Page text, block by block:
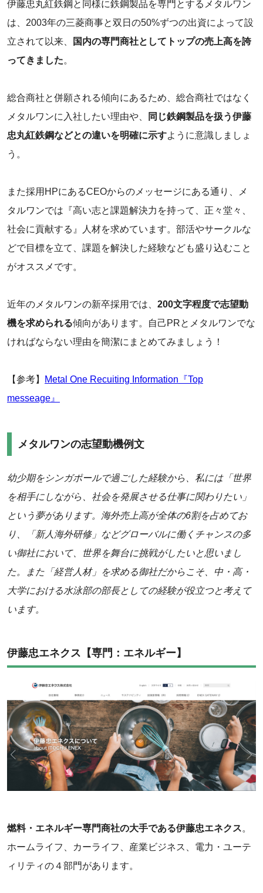
‌伊藤忠丸紅鉄鋼と同様に鉄鋼製品を専門とするメタルワン
は、2003年の三菱商事と双日の50%ずつの出資によって設
立されて以来、
国内の専門商社としてトップの売上高を誇
ってきました。
総合商社と併願される傾向にあるため、総合商社ではなく
メタルワンに入社したい理由や、
同じ鉄鋼製品を扱う伊藤
忠丸紅鉄鋼などとの違いを明確に示すように意識しましょ
う。
また採用HPにあるCEOからのメッセージにある通り、メ
タルワンでは『高い志と課題解決力を持って、正々堂々、
社会に貢献する』人材を求めています。部活やサークルな
どで目標を立て、課題を解決した経験なども盛り込むこと
がオススメです。
近年のメタルワンの新卒採用では、 200文字程度で志望動
機を求められる傾向があります。自己PRとメタルワンでな
ければならない理由を簡潔にまとめてみましょう！
【参考】
Metal One Recuiting Information『Top
messeage』
メタルワンの志望動機例文
幼少期をシンガポールで過ごした経験から、私には「世界
を相手にしながら、社会を発展させる仕事に関わりたい」
という夢があります。海外売上高が全体の6割を占めてお
り、「新人海外研修」などグローバルに働くチャンスの多
い御社において、世界を舞台に挑戦がしたいと思いまし
た。また「経営人材」を求める御社だからこそ、中・高・
大学における水泳部の部長としての経験が役立つと考えて
います。
伊藤忠エネクス【専門：エネルギー】
燃料・エネルギー専門商社の大手である伊藤忠エネクス。
ホームライフ、カーライフ、産業ビジネス、電力・ユーテ
ィリティの４部門があります。